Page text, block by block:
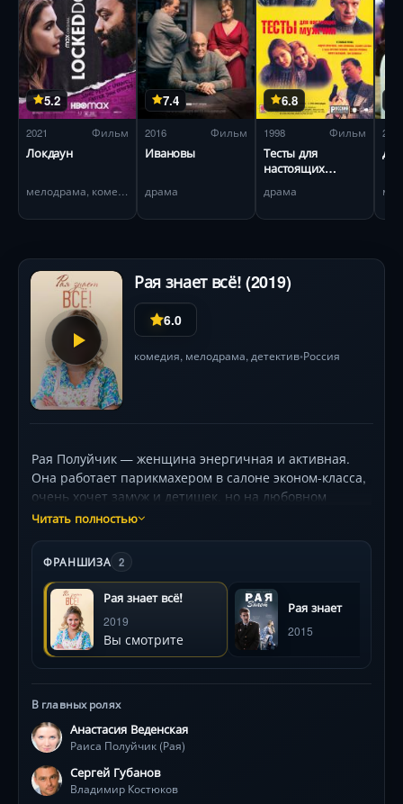
5.2
2021 Фильм
Локдаун
7.4
2016 Фильм
Ивановы
драма
6.8
1998 Фильм
Тесты для
настоящих
драма
2008
Рая знает всё! (2019)
6.0
комедия, мелодрама, детектив•Россия
Рая Полуйчик — женщина энергичная и активная.
Она работает парикмахером в салоне эконом-класса,
очень хочет замуж и детишек, но на любовном
фронте терпит поражение за поражением. Ее новая
Костюков, прибывший из Москвы. Несмотря на
сопротивление, Рая немедленно берет его под крыло,
помогая в быту и в работе. У нее есть три
преимущества: обширные связи в лице клиентов и
местных жителей, бытовая смекалка, помогающая с
блеском расследовать преступления и
ведомственная квартира, доставшаяся ей в
вселяют Костюкова. С этого корабля ему просто
некуда деться!
Читать полностью
ФРАНШИЗА 2
Рая знает всё!
2019
Вы смотрите
Рая знает
2015
В главных ролях
Анастасия Веденская
Раиса Полуйчик (Рая)
Сергей Губанов
Владимир Костюков